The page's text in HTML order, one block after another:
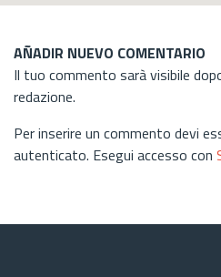
AÑADIR NUEVO COMENTARIO
Il tuo commento sarà visibile
redazione.
Per inserire un commento devi
autenticato. Esegui accesso con